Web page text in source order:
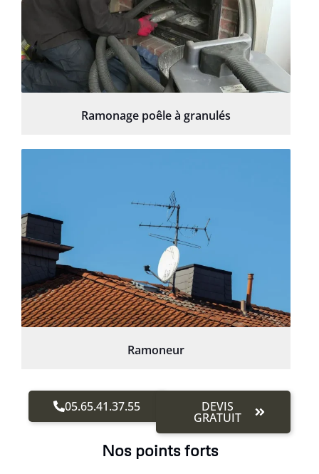
Ramonage poêle à granulés
Ramoneur
05.65.41.37.55 DEVIS
GRATUIT
Nos points forts